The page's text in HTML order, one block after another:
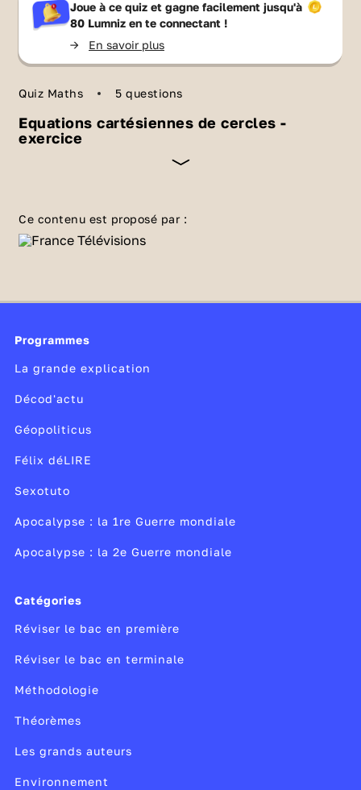
Joue à ce quiz et gagne facilement jusqu'à
80 Lumniz en te connectant !
-> En savoir plus
Quiz Maths 5 questions
Equations cartésiennes de cercles -
exercice
de la notion d'équation cartésienne d'un
cercle.
Ce contenu est proposé par :
Programmes
La grande explication
Décod'actu
Géopoliticus
Félix déLIRE
Sexotuto
Apocalypse : la 1re Guerre mondiale
Apocalypse : la 2e Guerre mondiale
Catégories
Réviser le bac en première
Réviser le bac en terminale
Méthodologie
Théorèmes
Les grands auteurs
Environnement